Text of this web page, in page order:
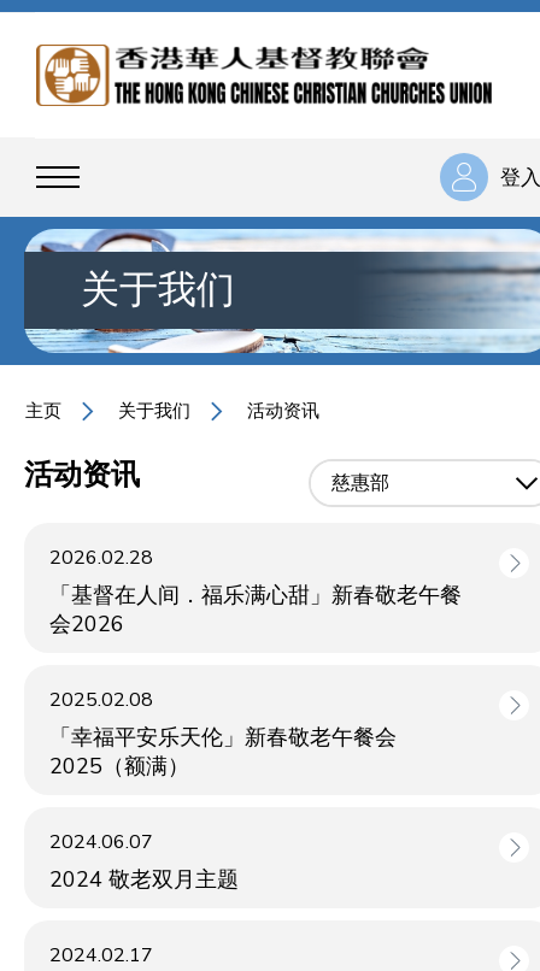
登入
关于我们
主页 关于我们 活动资讯
活动资讯 慈惠部
2026.02.28
「基督在人间．福乐满心甜」新春敬老午餐
会2026
2025.02.08
「幸福平安乐天伦」新春敬老午餐会
2025（额满）
2024.06.07
2024 敬老双月主题
2024.02.17